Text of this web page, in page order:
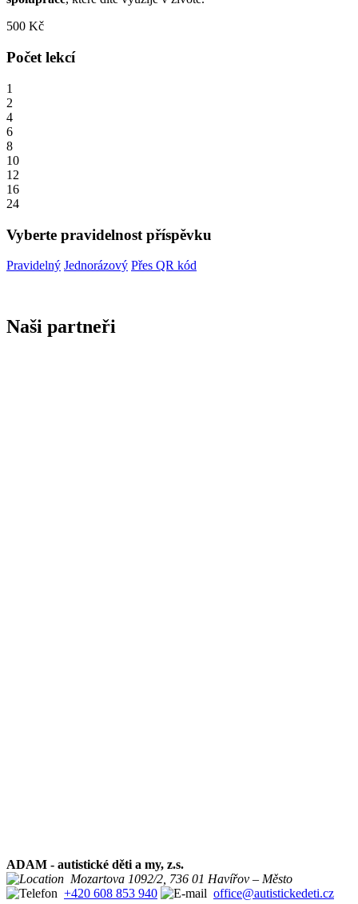
500 Kč
Počet lekcí
1
2
4
6
8
10
12
16
24
Vyberte pravidelnost příspěvku
Pravidelný Jednorázový Přes QR kód
Naši partneři
ADAM - autistické děti a my, z.s.
Mozartova 1092/2, 736 01 Havířov – Město
+420 608 853 940
office@autistickedeti.cz